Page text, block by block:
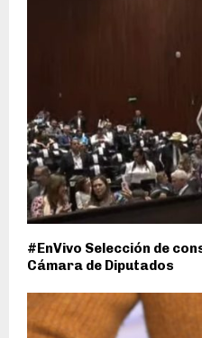
#EnVivo Selección de
Cámara de Diputados